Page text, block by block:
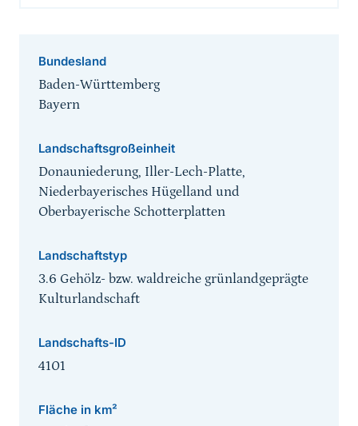
Bundesland
Baden-Württemberg
Bayern
Landschaftsgroßeinheit
Donauniederung, Iller-Lech-Platte,
Niederbayerisches Hügelland und
Oberbayerische Schotterplatten
Landschaftstyp
3.6 Gehölz- bzw. waldreiche grünlandgeprägte
Kulturlandschaft
Landschafts-ID
4101
Fläche in km²